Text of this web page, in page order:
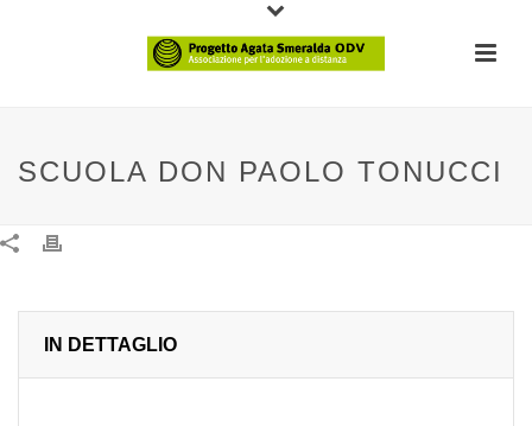
SCUOLA DON PAOLO TONUCCI
IN DETTAGLIO